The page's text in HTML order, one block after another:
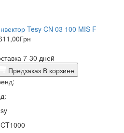
Tesy CN 03 100 MIS F
Грн
7-30 дней
Предзаказ В корзине